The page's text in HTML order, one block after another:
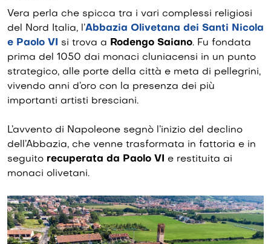
Vera perla che spicca tra i vari complessi religiosi
del Nord Italia, l’Abbazia Olivetana dei Santi Nicola
e Paolo VI si trova a Rodengo Saiano. Fu fondata
prima del 1050 dai monaci cluniacensi in un punto
strategico, alle porte della città e meta di pellegrini,
vivendo anni d’oro con la presenza dei più
importanti artisti bresciani.
L’avvento di Napoleone segnò l’inizio del declino
dell’Abbazia, che venne trasformata in fattoria e in
seguito recuperata da Paolo VI e restituita ai
monaci olivetani.